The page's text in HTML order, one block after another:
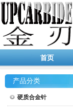
首页
产品分类
硬质合金针